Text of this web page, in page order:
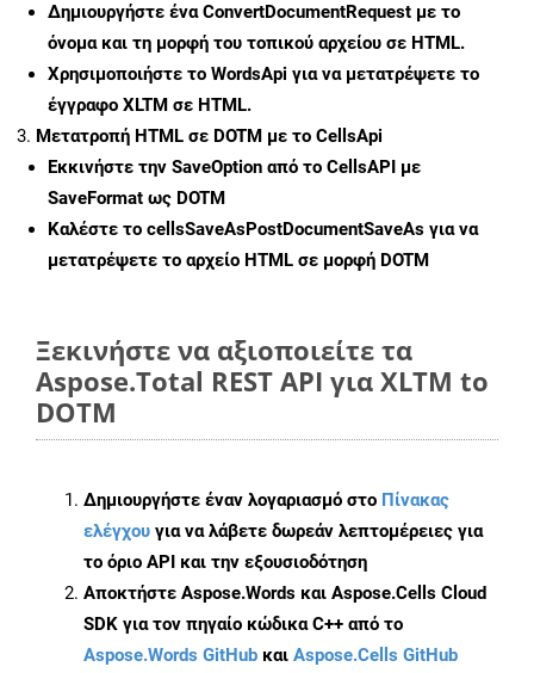
Δημιουργήστε έναConvertDocumentRequest με το
όνομα και τη μορφή του τοπικού αρχείου σε HTML.
Χρησιμοποιήστε το WordsApi για να μετατρέψετε το
έγγραφο XLTM σε HTML.
Μετατροπή HTML σε DOTM με το CellsApi
Εκκινήστε την SaveOption από το CellsAPI με
SaveFormat ως DOTM
Καλέστε το cellsSaveAsPostDocumentSaveAs για να
μετατρέψετε το αρχείο HTML σε μορφή DOTM
Ξεκινήστε να αξιοποιείτε τα
Aspose.Total REST API για XLTM to
DOTM
Δημιουργήστε έναν λογαριασμό στο Πίνακας
ελέγχου για να λάβετε δωρεάν λεπτομέρειες για
το όριο API και την εξουσιοδότηση
Αποκτήστε Aspose.Words και Aspose.Cells Cloud
SDK για τον πηγαίο κώδικα C++ από το
Aspose.Words GitHub και Aspose.Cells GitHub